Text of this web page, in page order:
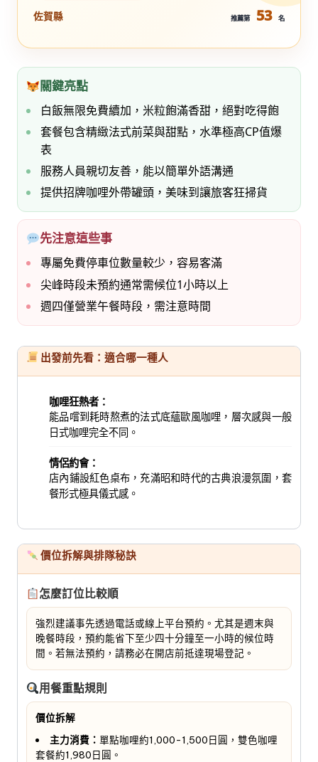
佐賀縣 推薦第 53 名
關鍵亮點
白飯無限免費續加，米粒飽滿香甜，絕對吃得飽
套餐包含精緻法式前菜與甜點，水準極高CP值爆
表
服務人員親切友善，能以簡單外語溝通
提供招牌咖哩外帶罐頭，美味到讓旅客狂掃貨
先注意這些事
專屬免費停車位數量較少，容易客滿
尖峰時段未預約通常需候位1小時以上
週四僅營業午餐時段，需注意時間
出發前先看：適合哪一種人
咖哩狂熱者：
能品嚐到耗時熬煮的法式底蘊歐風咖哩，層次感與一般
日式咖哩完全不同。
情侶約會：
店內鋪設紅色桌布，充滿昭和時代的古典浪漫氛圍，套
餐形式極具儀式感。
價位拆解與排隊秘訣
怎麼訂位比較順
強烈建議事先透過電話或線上平台預約。尤其是週末與
晚餐時段，預約能省下至少四十分鐘至一小時的候位時
間。若無法預約，請務必在開店前抵達現場登記。
用餐重點規則
價位拆解
主力消費： 單點咖哩約1,000-1,500日圓，雙色咖哩
套餐約1,980日圓。